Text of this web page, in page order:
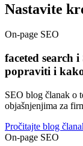
Nastavite
On-page SEO
faceted search
popraviti i
SEO blog članak o
objašnjenjima za
Pročitajte blog
On-page SEO